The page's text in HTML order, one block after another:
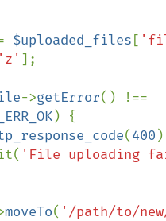
$uploaded_files [
'z' ];
->getError
) {
(400
'File uploading
moveTo( '/path/to/